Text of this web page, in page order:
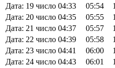
Дата: 19 число 04:33 05:54
Дата: 20 число 04:35 05:55
Дата: 21 число 04:37 05:57
Дата: 22 число 04:39 05:58
Дата: 23 число 04:41 06:00
Дата: 24 число 04:43 06:01